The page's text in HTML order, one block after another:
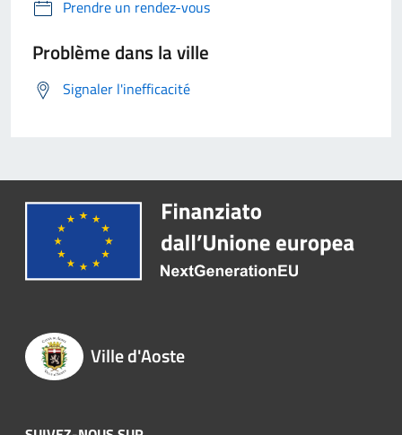
Prendre un rendez-vous
Problème dans la ville
Signaler l'inefficacité
Ville d'Aoste